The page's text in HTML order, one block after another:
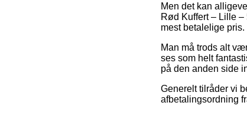
Men det kan
Rød Kuffert – Lille
mest betalelige pris.
Man må trods alt
ses som helt
på den anden side
Generelt tilråder vi
afbetalingsordning